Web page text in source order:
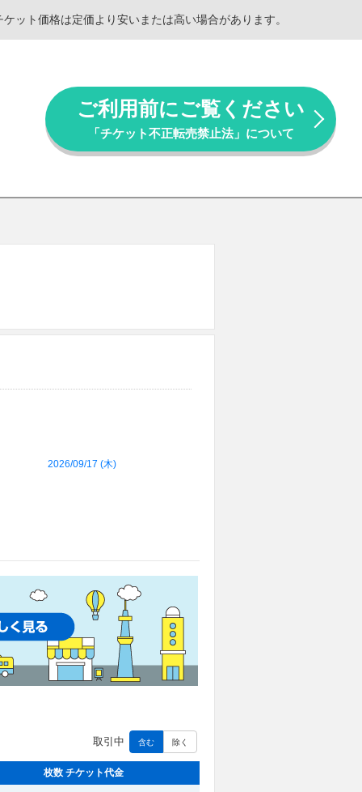
ット価格は定価より安いまたは高い場合があります。
ご利用前にご覧ください
「チケット不正転売禁止法」について
2026/09/17 (木)
取引中 含む 除く
枚数 チケット代金